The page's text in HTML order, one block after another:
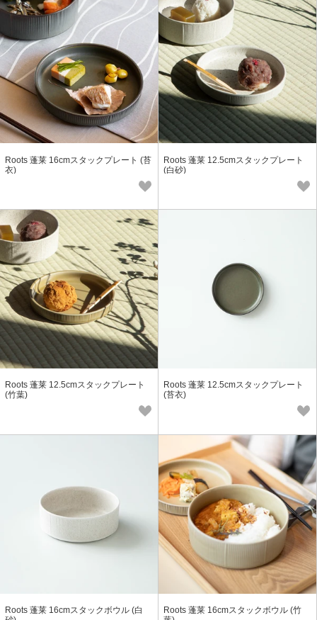
Roots 蓬莱 16cmスタックプレート (苔
衣)
Roots 蓬莱 12.5cmスタックプレート
(白砂)
Roots 蓬莱 12.5cmスタックプレート
(竹葉)
Roots 蓬莱 12.5cmスタックプレート
(苔衣)
Roots 蓬莱 16cmスタックボウル (白
Roots 蓬莱 16cmスタックボウル (竹